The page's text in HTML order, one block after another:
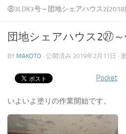
⑧3LDK3号～団地シェアハウス2(2018)
団地シェアハウス2㉗
BY MAKOTO · 公開済み 2019年2月11日 ·
Pocket
いよいよ塗りの作業開始です。